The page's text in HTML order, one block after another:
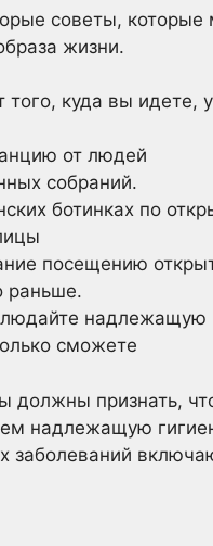
советы,
жизни.
куда вы идете,
от людей
собраний.
ботинках по
посещению
раньше.
надлежащую
сможете
должны признать,
надлежащую
заболеваний